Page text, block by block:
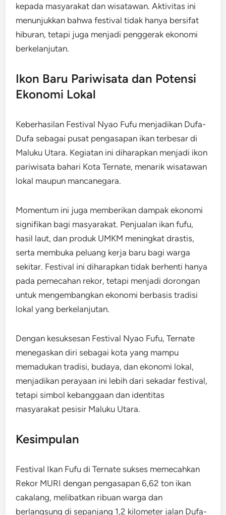
kepada masyarakat dan wisatawan. Aktivitas ini
menunjukkan bahwa festival tidak hanya bersifat
hiburan, tetapi juga menjadi penggerak ekonomi
berkelanjutan.
Ikon Baru Pariwisata dan Potensi
Ekonomi Lokal
Keberhasilan Festival Nyao Fufu menjadikan Dufa-
Dufa sebagai pusat pengasapan ikan terbesar di
Maluku Utara. Kegiatan ini diharapkan menjadi ikon
pariwisata bahari Kota Ternate, menarik wisatawan
lokal maupun mancanegara.
Momentum ini juga memberikan dampak ekonomi
signifikan bagi masyarakat. Penjualan ikan fufu,
hasil laut, dan produk UMKM meningkat drastis,
serta membuka peluang kerja baru bagi warga
sekitar. Festival ini diharapkan tidak berhenti hanya
pada pemecahan rekor, tetapi menjadi dorongan
untuk mengembangkan ekonomi berbasis tradisi
lokal yang berkelanjutan.
Dengan kesuksesan Festival Nyao Fufu, Ternate
menegaskan diri sebagai kota yang mampu
memadukan tradisi, budaya, dan ekonomi lokal,
menjadikan perayaan ini lebih dari sekadar festival,
tetapi simbol kebanggaan dan identitas
masyarakat pesisir Maluku Utara.
Kesimpulan
Festival Ikan Fufu di Ternate sukses memecahkan
Rekor MURI dengan pengasapan 6,62 ton ikan
cakalang, melibatkan ribuan warga dan
berlangsung di sepanjang 1,2 kilometer jalan Dufa-